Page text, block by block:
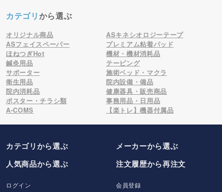
カテゴリから選ぶ
オリジナル商品
ASキネシオロジーテープ
ASフェイスペーパー
プレミアム粘着パッド
ほねつぎHot
機材・機材消耗品
鍼灸用品
テーピング
サポーター
施術ベッド・マクラ
衛生用品
院内設備・備品
院内消耗品
健康器具・販売商品
ポスター・チラシ類
事務用品・日用品
A-COMS
【楽トレ】機器付属品
カテゴリから選ぶ メーカーから選ぶ
人気商品から選ぶ
注文履歴から再注文
ログイン 会員登録